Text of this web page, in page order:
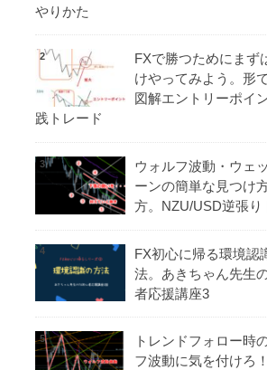
やりかた
FXで勝つためにまず
けやってみよう。形
図解エントリーポイ
践トレード
ウォルフ波動・ウェ
ーンの簡単な見つけ
方。NZU/USD逆張り
FX初心に帰る環境認
法。あきちゃん先生
者応援講座3
トレンドフォロー時
フ波動に気を付けろ